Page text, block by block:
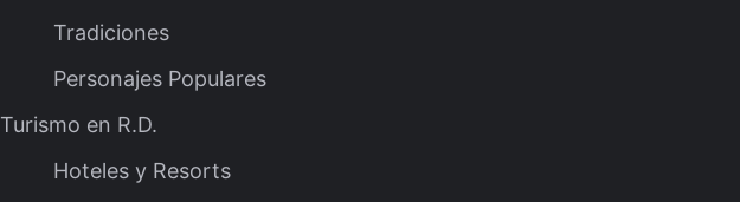
Tradiciones
Personajes Populares
Turismo en R.D.
Hoteles y Resorts